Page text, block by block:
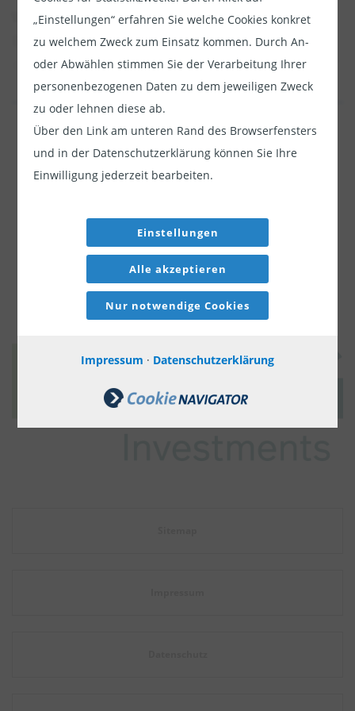
„Einstellungen“ erfahren Sie welche Cookies konkret
zu welchem Zweck zum Einsatz kommen. Durch An-
oder Abwählen stimmen Sie der Verarbeitung Ihrer
personenbezogenen Daten zu dem jeweiligen Zweck
zu oder lehnen diese ab.
Über den Link am unteren Rand des Browserfensters
und in der Datenschutzerklärung können Sie Ihre
Einwilligung jederzeit bearbeiten.
Einstellungen
Alle akzeptieren
Nur notwendige Cookies
Impressum · Datenschutzerklärung
Wachstumschancen hat. Hören Sie sich seine
Erläuterungen zu den potenziellen Vorteilen in
der neuesten Folge von "Sind wir schon am Ziel?"
Erfahren Sie mehr
Diesen Beitrag teilen:
Jetzt weiterlesen
Dieser Inhalt ist für professionelle Anleger
bestimmt. Mit Klick auf "Weiter" bestätigen
und stimmen unsererDatenschutzerklärung
zu.
Weiter
zulassen